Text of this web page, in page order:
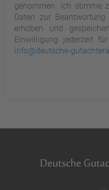
genommen. Ich stimme
Daten zur
erhoben und
Einwilligung jederzeit
info@deutsche-